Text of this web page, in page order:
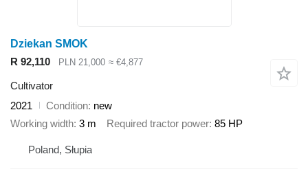
Dziekan SMOK
R 92,110
PLN 21,000 ≈ €4,877
Cultivator
2021
Condition new
Working width 3 m Required tractor power 85 HP
Poland, Słupia